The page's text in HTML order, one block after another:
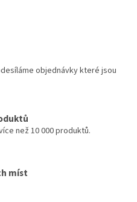
objednávky které jsou
než 10 000 produktů.
míst